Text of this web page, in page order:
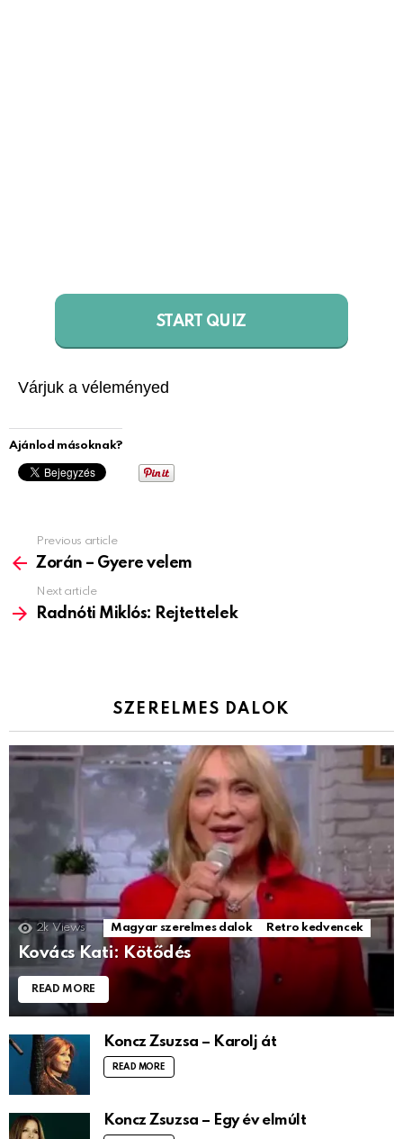
START QUIZ
Várjuk a véleményed
Ajánlod másoknak?
more
Previous article
Zorán – Gyere velem
Next article
Radnóti Miklós: Rejtettelek
SZERELMES DALOK
2k Views Magyar szerelmes dalok Retro kedvencek
Kovács Kati: Kötődés
READ MORE
Koncz Zsuzsa – Karolj át
READ MORE
Koncz Zsuzsa – Egy év elmúlt